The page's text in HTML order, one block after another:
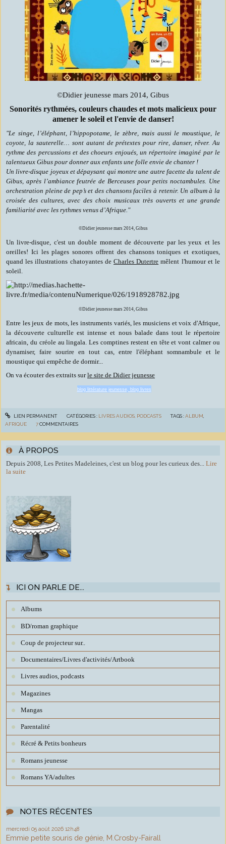
À PROPOS
Depuis 2008, Les Petites Madeleines, c'est un blog pour les curieux des...
Lire
la suite
ICI ON PARLE DE...
Albums
BD/roman graphique
Coup de projecteur sur..
Documentaires/Livres d'activités/Artbook
Livres audios, podcasts
Magazines
Mangas
Parentalité
Récré & Petits bonheurs
Romans jeunesse
Romans YA/adultes
NOTES RÉCENTES
mercredi 05 août 2026 12h48
Emmie petite souris de génie, M.Crosby-Fairall
©Didier jeunesse mars 2014, Gibus
Sonorités rythmées, couleurs chaudes et mots malicieux pour
amener le soleil et l'envie de danser!
"Le singe, l’éléphant, l’hippopotame, le zèbre, mais aussi le moustique, le
coyote, la sauterelle… sont autant de prétextes pour rire, danser, rêver. Au
rythme des percussions et des choeurs enjoués, un répertoire imaginé par le
talentueux Gibus pour donner aux enfants une folle envie de chanter !
Un livre-disque joyeux et dépaysant qui montre une autre facette du talent de
Gibus, après l’ambiance feutrée de Berceuses pour petits noctambules. Une
orchestration pleine de pep’s et des chansons faciles à retenir. Un album à la
croisée des cultures, avec des choix musicaux très ouverts et une grande
familiarité avec les rythmes venus d’Afrique."
©Didier jeunesse mars 2014, Gibus
Un livre-disque, c'est un double moment de découverte par les yeux et les
oreilles! Ici les plages sonores offrent des chansons toniques et exotiques,
quand les illustrations chatoyantes de Charles Dutertre mêlent l'humour et le
soleil.
©Didier jeunesse mars 2014, Gibus
Entre les jeux de mots, les instruments variés, les musiciens et voix d'Afrique,
la découverte culturelle est intense et nous balade dans tout le répertoire
africain, du créole au lingala. Les comptines restent en tête et vont calmer ou
dynamiser, faire sourire en tout cas, entre l'éléphant somnambule et le
moustique qui empêche de dormir...
On va écouter des extraits surle site de Didier jeunesse
blog littérature jeunesse, blog livres
LIEN PERMANENT CATÉGORIES : LIVRES AUDIOS, PODCASTS TAGS :ALBUM
AFRIQUE
7 COMMENTAIRES